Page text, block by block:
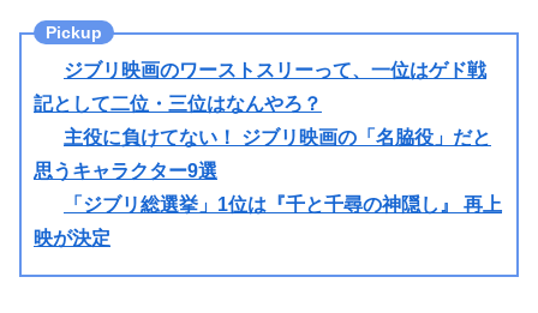
ジブリ映画のワーストスリーって、一位はゲド戦
記として二位・三位はなんやろ？
主役に負けてない！ ジブリ映画の「名脇役」だと
思うキャラクター9選
「ジブリ総選挙」1位は『千と千尋の神隠し』 再上
映が決定